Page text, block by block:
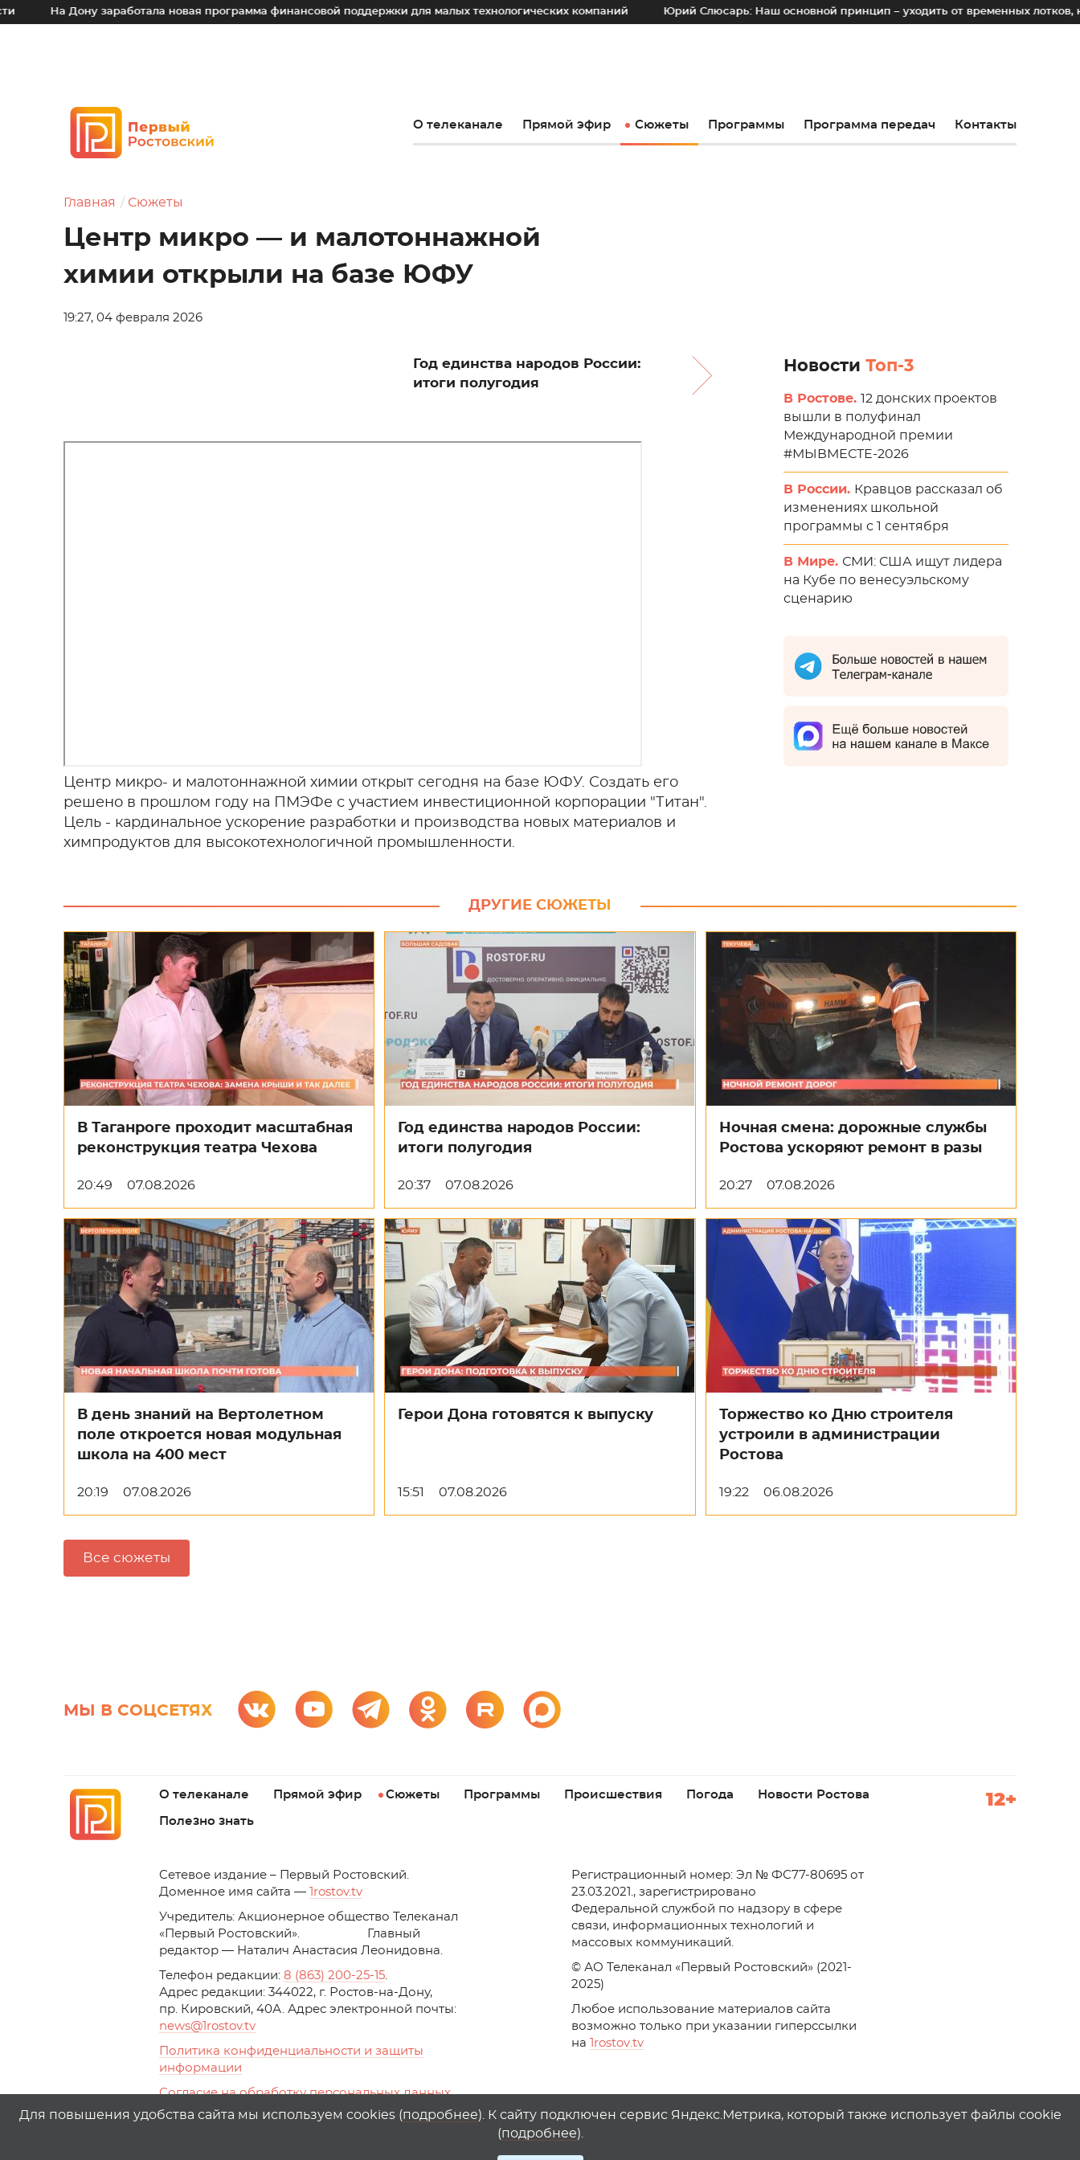
Дону заработала новая программа финансовой поддержки для малых технологических компаний Юрий Слюсарь: Наш основной принцип – уходить от временных лотков, киосков и
О телеканале Прямой эфир Сюжеты Программы Программа передач Контакты
Главная Сюжеты
Центр микро — и малотоннажной
химии открыли на базе ЮФУ
19:27, 04 февраля 2026
Год единства народов России:
итоги полугодия
Центр микро- и малотоннажной химии открыт сегодня на базе ЮФУ. Создать его
решено в прошлом году на ПМЭФе с участием инвестиционной корпорации "Титан".
Цель - кардинальное ускорение разработки и производства новых материалов и
химпродуктов для высокотехнологичной промышленности.
Новости Топ-3
В Ростове. 12 донских проектов
вышли в полуфинал
Международной премии
#МЫВМЕСТЕ-2026
В России. Кравцов рассказал об
изменениях школьной
программы с 1 сентября
В Мире. СМИ: США ищут лидера
на Кубе по венесуэльскому
сценарию
ДРУГИЕ СЮЖЕТЫ
В Таганроге проходит масштабная
реконструкция театра Чехова
20:49 07.08.2026
Год единства народов России:
итоги полугодия
20:37 07.08.2026
Ночная смена: дорожные службы
Ростова ускоряют ремонт в разы
20:27 07.08.2026
В день знаний на Вертолетном
поле откроется новая модульная
школа на 400 мест
20:19 07.08.2026
Герои Дона готовятся к выпуску
15:51 07.08.2026
Торжество ко Дню строителя
устроили в администрации
Ростова
19:22 06.08.2026
Все сюжеты
МЫ В СОЦСЕТЯХ
О телеканале Прямой эфир Сюжеты Программы Происшествия Погода Новости Ростова
Полезно знать
12+
Cетевое издание – Первый Ростовский.
Доменное имя сайта —
1rostov.tv
Учредитель: Акционерное общество Телеканал
«Первый Ростовский». Главный
редактор — Наталич Анастасия Леонидовна.
Телефон редакции: 8 (863) 200-25-15.
Адрес редакции: 344022, г. Ростов-на-Дону,
пр. Кировский, 40А. Адрес электронной почты:
news@1rostov.tv
Политика конфиденциальности и защиты
информации
Согласие на обработку персональных данных
с помощью сервисов Yandex.Metrika, top.mail.ru
Регистрационный номер: Эл № ФС77-80695 от
23.03.2021., зарегистрировано
Федеральной службой по надзору в сфере
связи, информационных технологий и
массовых коммуникаций.
© АО Телеканал «Первый Ростовский» (2021-
2025)
Любое использование материалов сайта
возможно только при указании гиперссылки
на
rostov.tv
Для повышения удобства сайта мы используем cookies (подробнее). К сайту подключен сервис Яндекс.Метрика, который также использует файлы cookie
(подробнее).